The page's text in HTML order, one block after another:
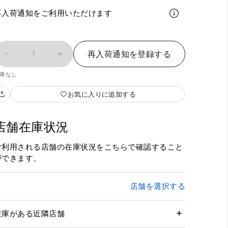
入荷通知をご利用いただけます
1 再入荷通知を登録する
なし
お気に入りに追加する
舗在庫状況
利用される店舗の在庫状況をこちらで確認すること
きます。
店舗を選択する
庫がある近隣店舗